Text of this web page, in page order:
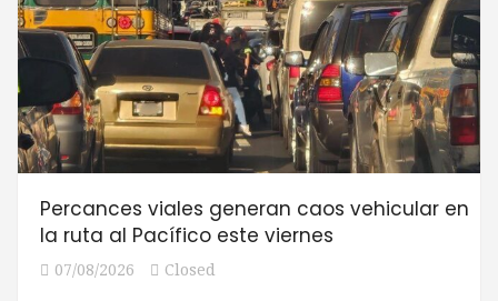
Percances viales generan caos vehicular en
la ruta al Pacífico este viernes
07/08/2026 Closed